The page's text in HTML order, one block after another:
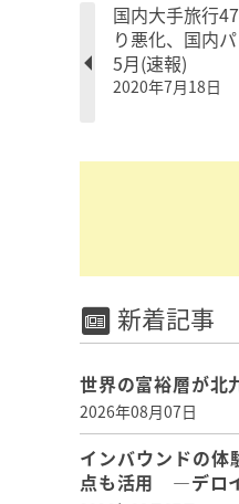
国内大手旅行
り悪化、国内
5月(速報)
2020年7月18日
新着記事
世界の富裕層が北
2026年08月07日
インバウンドの
点も活用 ―デロ